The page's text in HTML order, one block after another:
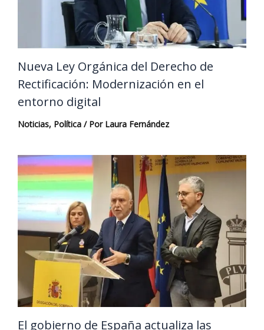
Nueva Ley Orgánica del Derecho de
Rectificación: Modernización en el
entorno digital
Noticias, Política / Por Laura Fernández
El gobierno de España actualiza las